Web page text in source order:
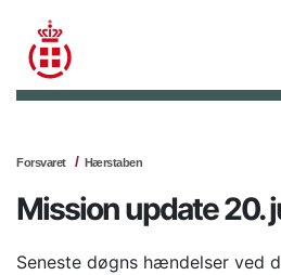
Forsvaret Hærstaben
Mission update 20.
Seneste døgns hændelser ved